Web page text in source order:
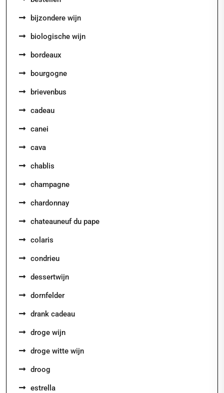
bijzondere wijn
biologische wijn
bordeaux
bourgogne
brievenbus
cadeau
canei
cava
chablis
champagne
chardonnay
chateauneuf du pape
colaris
condrieu
dessertwijn
dornfelder
drank cadeau
droge wijn
droge witte wijn
droog
estrella